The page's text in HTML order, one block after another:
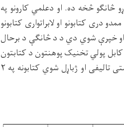
څانګو څخه ده. او دعلمي کارونو په
دری کتابونو او لابراتواری کتابونو
او خپرې شوي دي د د څانګې د برحال
کې ښودل شوي وي.د کابل پولي تخنیک پوهنتون د کتابتون
الماری د ديپارتمنت د اعضاوو په چاپ شوو کتابونو ښایسته شوی دی.وروستی تالیفی او ژباړل شوي کتابونه په ۲